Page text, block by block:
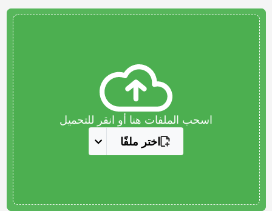
اسحب الملفات هنا أو انقر للتحميل
اختر ملفًا